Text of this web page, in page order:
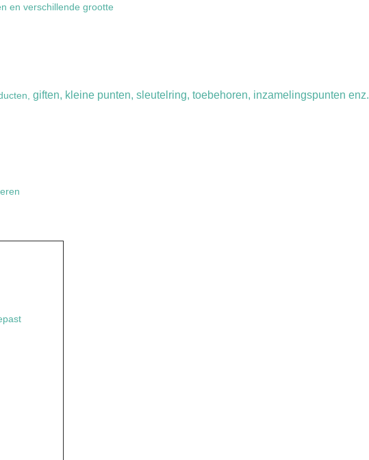
en verschillende grootte
giften, kleine punten, sleutelring, toebehoren, inzamelingspunten enz.